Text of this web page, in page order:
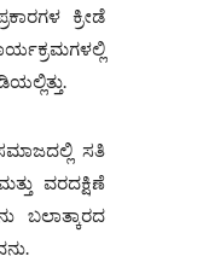
ಕ್ರೀಡೆ
ಸತಿ
ವರದಕ್ಷಿಣೆ
ಬಲಾತ್ಕಾರದ